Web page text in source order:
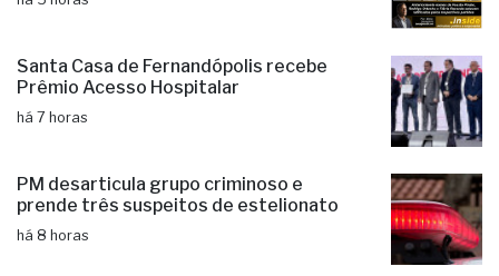
Santa Casa de Fernandópolis recebe
Prêmio Acesso Hospitalar
há 7 horas
PM desarticula grupo criminoso e
prende três suspeitos de estelionato
há 8 horas